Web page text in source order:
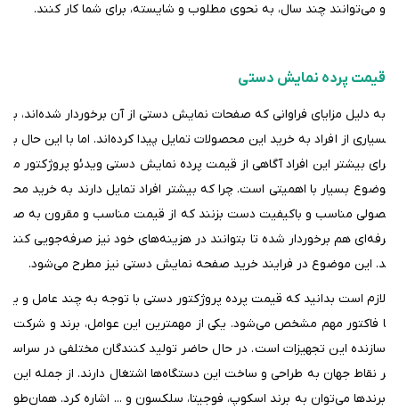
و می‌توانند چند سال، به نحوی مطلوب و شایسته، برای شما کار کنند.
قیمت پرده نمایش دستی
به دلیل مزایای فراوانی که صفحات نمایش دستی از آن برخوردار شده‌اند، ب
سیاری از افراد به خرید این محصولات تمایل پیدا کرده‌اند. اما با این حال ب
رای بیشتر این افراد آگاهی از قیمت پرده نمایش دستی ویدئو پروژکتور م
وضوع بسیار با اهمیتی است. چرا که بیشتر افراد تمایل دارند به خرید مح
صولی مناسب و باکیفیت دست بزنند که از قیمت مناسب و مقرون به ص
رفه‌ای هم برخوردار شده‌ تا بتوانند در هزینه‌های خود نیز صرفه‌جویی کنن
د. این موضوع در فرایند خرید صفحه نمایش دستی نیز مطرح می‌شود.
لازم است بدانید که قیمت پرده پروژکتور دستی با توجه به چند عامل و ی
ا فاکتور مهم مشخص می‌شود. یکی از مهمترین این عوامل، برند و شرکت
سازنده این تجهیزات است. در حال حاضر تولید کنندگان مختلفی در سراس
ر نقاط جهان به طراحی و ساخت این دستگاه‌ها اشتغال دارند. از جمله این
برندها می‌توان به برند اسکوپ، فوجیتا، سلکسون و ... اشاره کرد. همان‌طو